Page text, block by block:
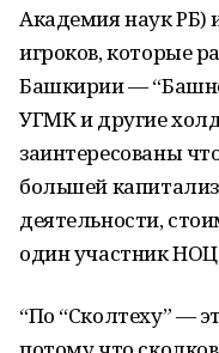
Академия наук РБ)
игроков, которые
Башкирии —
УГМК и другие
заинтересованы
большей
деятельности,
один участник
“По “Сколтеху” —